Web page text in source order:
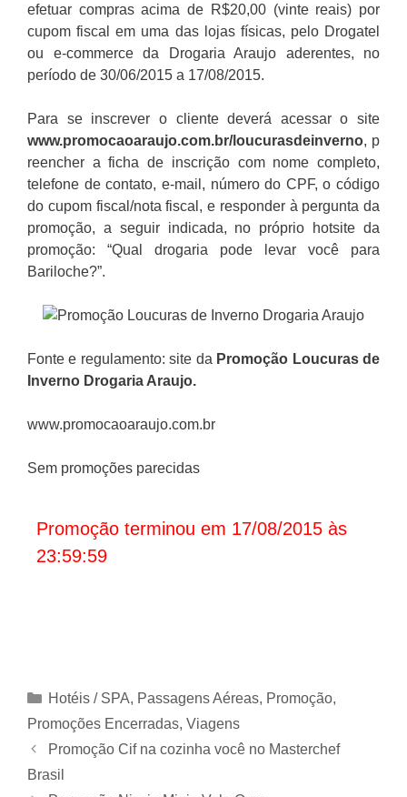
efetuar compras acima de R$20,00 (vinte reais) por
cupom fiscal em uma das lojas físicas, pelo Drogatel
ou e-commerce da Drogaria Araujo aderentes, no
período de 30/06/2015 a 17/08/2015.
Para se inscrever o cliente deverá acessar o site
www.promocaoaraujo.com.br/loucurasdeinverno, p
reencher a ficha de inscrição com nome completo,
telefone de contato, e-mail, número do CPF, o código
do cupom fiscal/nota fiscal, e responder à pergunta da
promoção, a seguir indicada, no próprio hotsite da
promoção: “Qual drogaria pode levar você para
Bariloche?”.
Fonte e regulamento: site da Promoção Loucuras de
Inverno Drogaria Araujo.
www.promocaoaraujo.com.br
Sem promoções parecidas
Promoção terminou em 17/08/2015 às
23:59:59
Categorias
Hotéis / SPA, Passagens Aéreas, Promoção,
Promoções Encerradas, Viagens
Promoção Cif na cozinha você no Masterchef
Brasil